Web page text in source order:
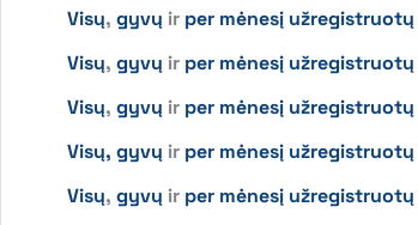
Visų, gyvų ir per mėnesį užregistruotų
Visų, gyvų ir per mėnesį užregistruotų
Visų, gyvų ir per mėnesį užregistruotų
Visų, gyvų ir per mėnesį užregistruotų
Visų, gyvų ir per mėnesį užregistruotų